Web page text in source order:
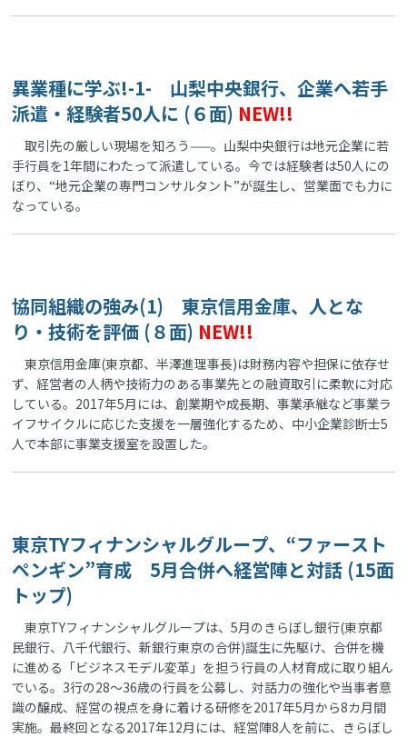
異業種に学ぶ!-1- 山梨中央銀行、企業へ若手
派遣・経験者50人に (６面) NEW!!
取引先の厳しい現場を知ろう——。山梨中央銀行は地元企業に若
手行員を1年間にわたって派遣している。今では経験者は50人にの
ぼり、“地元企業の専門コンサルタント”が誕生し、営業面でも力に
なっている。
協同組織の強み(1) 東京信用金庫、人とな
り・技術を評価 (８面) NEW!!
東京信用金庫(東京都、半澤進理事長)は財務内容や担保に依存せ
ず、経営者の人柄や技術力のある事業先との融資取引に柔軟に対応
している。2017年5月には、創業期や成長期、事業承継など事業ラ
イフサイクルに応じた支援を一層強化するため、中小企業診断士5
人で本部に事業支援室を設置した。
東京TYフィナンシャルグループ、“ファースト
ペンギン”育成 5月合併へ経営陣と対話 (15面
トップ)
東京TYフィナンシャルグループは、5月のきらぼし銀行(東京都
民銀行、八千代銀行、新銀行東京の合併)誕生に先駆け、合併を機
に進める「ビジネスモデル変革」を担う行員の人材育成に取り組ん
でいる。3行の28～36歳の行員を公募し、対話力の強化や当事者意
識の醸成、経営の視点を身に着ける研修を2017年5月から8カ月間
実施。最終回となる2017年12月には、経営陣8人を前に、きらぼし